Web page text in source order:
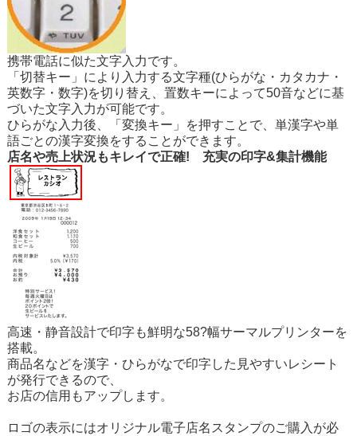
携帯電話に似た文字入力です。
「切替キー」により入力する文字種(ひらがな・カタカナ・
英数字・数字)を切り替え、置数キーによって50音などに基
づいた文字入力が可能です。
ひらがな入力後、「変換キー」を押すことで、単漢字や単
語ごとの漢字変換をすることができます。
店名や売上状況もキレイで正確! 充実の印字&集計機能
高速・静音設計で印字も鮮明な58?幅サーマルプリンターを
搭載。
商品名などを漢字・ひらがなで印字した見やすいレシート
が発行できるので、
お店の信用もアップします。
ロゴの表示にはオリジナル電子店名スタンプのご購入が必